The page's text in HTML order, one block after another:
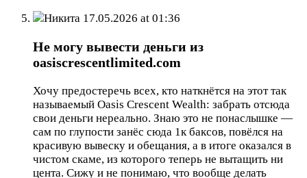
Никита 17.05.2026 at 01:36
Не могу вывести деньги из
oasiscrescentlimited.com
Хочу предостеречь всех, кто наткнётся на этот так
называемый Oasis Crescent Wealth: забрать отсюда
свои деньги нереально. Знаю это не понаслышке —
сам по глупости занёс сюда 1к баксов, повёлся на
красивую вывеску и обещания, а в итоге оказался в
чистом скаме, из которого теперь не вытащить ни
цента. Сижу и не понимаю, что вообще делать